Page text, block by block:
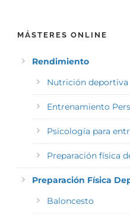
MÁSTERES ONLINE
Rendimiento
Nutrición deportiva
Entrenamiento
Psicología para
Preparación física
Preparación Física
Baloncesto